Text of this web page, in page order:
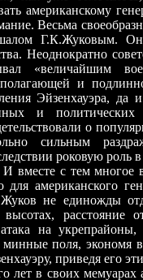
американскому
Весьма
Г.К.Жуковым.
Неоднократно
«величайшим
и
Эйзенхауэра,
и
о
сильным
роковую роль
с тем многое в
для американского
не единожды
расстояние
на укрепрайоны,
минные поля, экономя
приведя его
мемуарах